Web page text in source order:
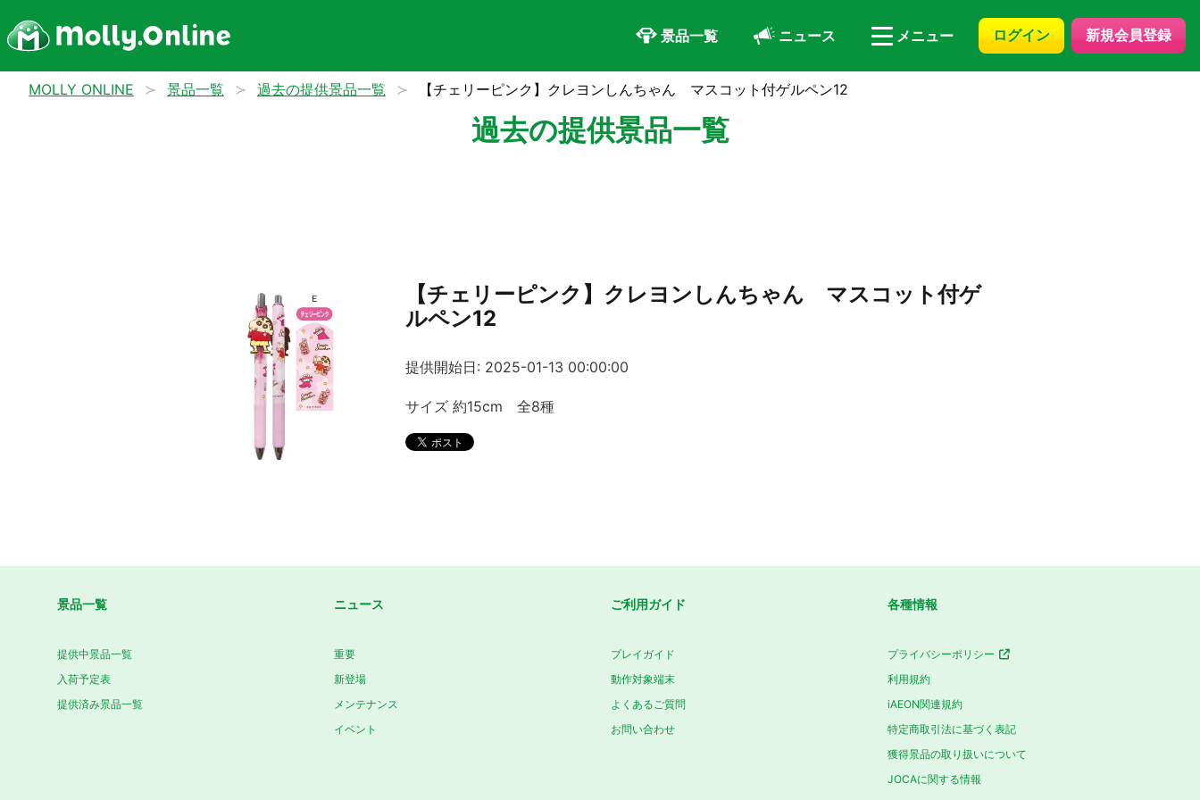
景品一覧 ニュース メニュー ログイン 新規会員登録
MOLLY ONLINE 景品一覧 過去の提供景品一覧 【チェリーピンク】クレヨンしんちゃん マスコット付ゲルペン12
過去の提供景品一覧
【チェリーピンク】クレヨンしんちゃん マスコット付ゲ
ルペン12
提供開始日: 2025-01-13 00:00:00
サイズ 約15cm 全8種
景品一覧
提供中景品一覧
入荷予定表
提供済み景品一覧
ニュース
重要
新登場
メンテナンス
イベント
ご利用ガイド
プレイガイド
動作対象端末
よくあるご質問
お問い合わせ
各種情報
プライバシーポリシー
利用規約
iAEON関連規約
特定商取引法に基づく表記
獲得景品の取り扱いについて
JOCAに関する情報